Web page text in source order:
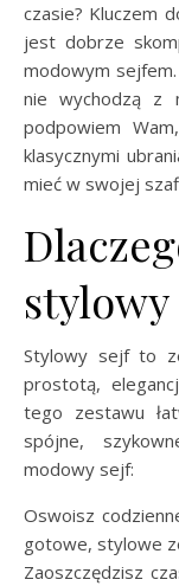
czasie? Kluczem
jest dobrze
modowym
nie wychodzą z
podpowiem
klasycznymi
mieć w swojej
Stylowy sejf to
prostotą,
tego zestawu
spójne,
modowy sejf:
Oswoisz
gotowe, stylowe
Zaoszczędzisz